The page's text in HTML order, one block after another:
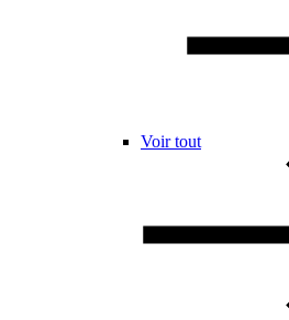
Voir tout